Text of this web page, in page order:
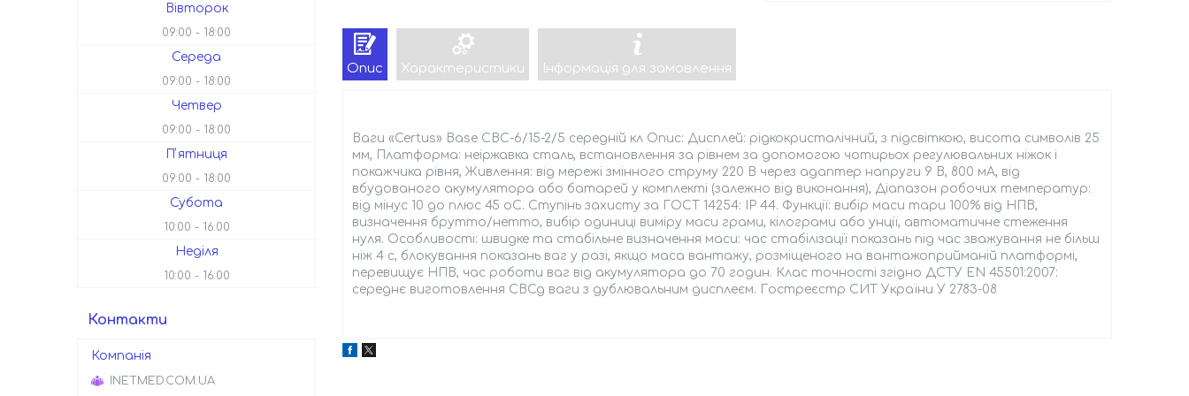
Опис Характеристики Інформація для замовлення
Ваги «Certus» Base СВС-6/15-2/5 середній кл Опис: Дисплей: рідкокристалічний, з підсвіткою, висота символів 25
мм, Платформа: неіржавка сталь, встановлення за рівнем за допомогою чотирьох регулювальних ніжок і
покажчика рівня, Живлення: від мережі змінного струму 220 В через адаптер напруги 9 В, 800 мА, від
вбудованого акумулятора або батарей у комплекті (залежно від виконання), Діапазон робочих температур:
від мінус 10 до плюс 45 oС. Ступінь захисту за ГОСТ 14254: IP 44. Функції: вибір маси тари 100% від НПВ,
визначення брутто/нетто, вибір одиниці виміру маси грами, кілограми або унції, автоматичне стеження
нуля. Особливості: швидке та стабільне визначення маси: час стабілізації показань під час зважування не більш
ніж 4 с, блокування показань ваг у разі, якщо маса вантажу, розміщеного на вантажоприйманій платформі,
перевищує НПВ, час роботи ваг від акумулятора до 70 годин. Клас точності згідно ДСТУ EN 45501:2007:
середнє виготовлення СВСд ваги з дублювальним дисплеєм. Гостреєстр СИТ України У 2783-08
Вівторок
09:00 18:00
Середа
09:00 18:00
Четвер
09:00 18:00
Пʼятниця
09:00 18:00
Субота
10:00 16:00
Неділя
10:00 16:00
Контакти
INETMED.COM.UA